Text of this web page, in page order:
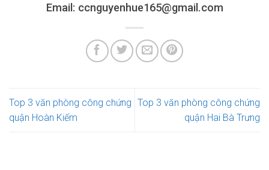
Email: ccnguyenhue165@gmail.com
Top 3 văn phòng công chứng
quận Hoàn Kiếm
Top 3 văn phòng công chứng
quận Hai Bà Trưng